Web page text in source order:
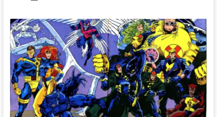
y
Joe
Quesada
llevaron
a
Factor-
X
a
terapia